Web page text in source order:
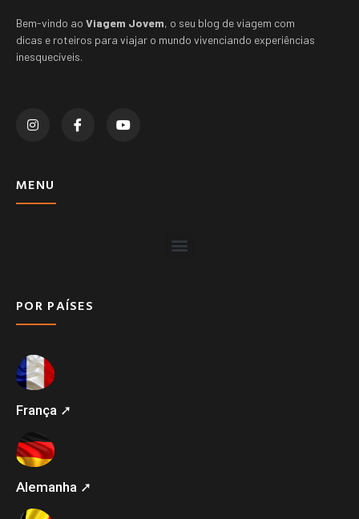
Bem-vindo ao Viagem Jovem, o seu blog de viagem com
dicas e roteiros para viajar o mundo vivenciando experiências
inesquecíveis.
MENU
POR PAÍSES
França ➚
Alemanha ➚